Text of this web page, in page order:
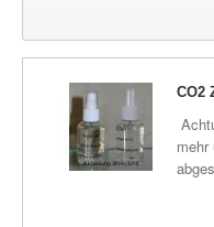
Plasma-Geräte
Plasma-Wasser
CO2
zu